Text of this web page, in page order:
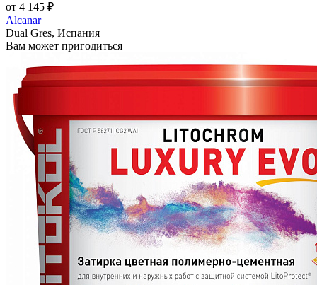
от 4 145 ₽
Alcanar
Dual Gres, Испания
Вам может пригодиться